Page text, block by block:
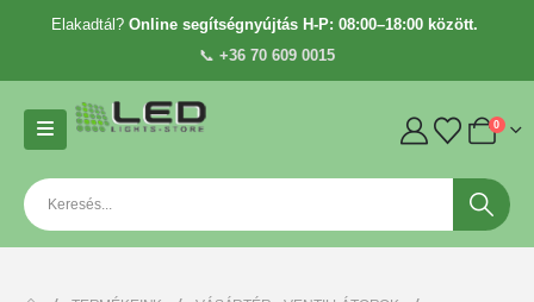
Elakadtál? Online segítségnyújtás H-P: 08:00–18:00 között.
📞 +36 70 609 0015
0